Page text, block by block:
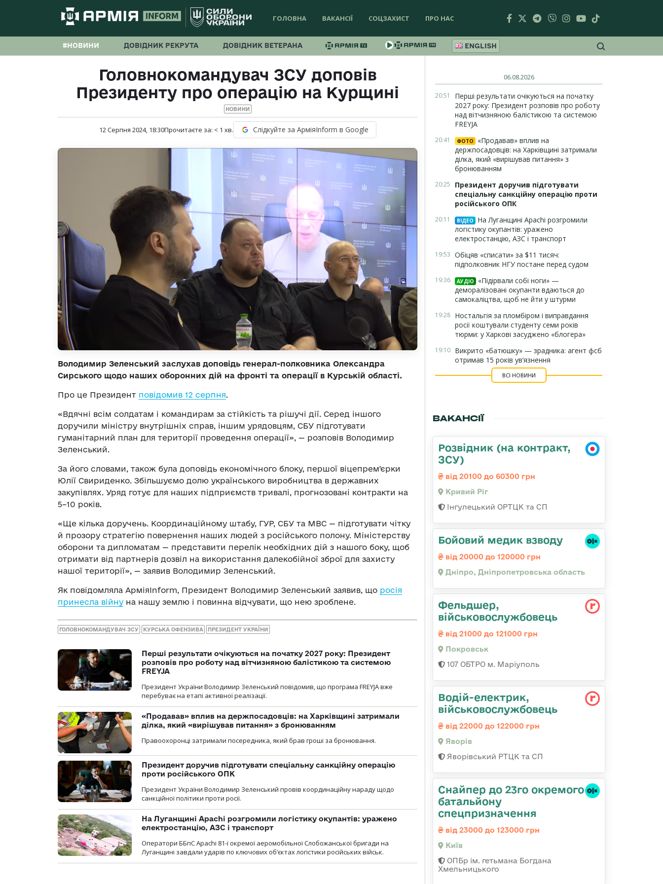
ГОЛОВНА ВАКАНСІЇ СОЦЗАХИСТ ПРО НАС
#НОВИНИ ДОВІДНИК РЕКРУТА ДОВІДНИК ВЕТЕРАНА ENGLISH
Головнокомандувач ЗСУ доповів
Президенту про операцію на Курщині
НОВИНИ
12 Серпня 2024, 18:30Прочитаєте за: < 1 хв. Слідкуйте за АрміяInform в Google
Володимир Зеленський заслухав доповідь генерал-полковника Олександра
Сирського щодо наших оборонних дій на фронті та операції в Курській області.
Про це Президент повідомив 12 серпня.
«Вдячні всім солдатам і командирам за стійкість та рішучі дії. Серед іншого
доручили міністру внутрішніх справ, іншим урядовцям, СБУ підготувати
гуманітарний план для території проведення операції», — розповів Володимир
Зеленський.
За його словами, також була доповідь економічного блоку, першої віцепремʼєрки
Юлії Свириденко. Збільшуємо долю українського виробництва в державних
закупівлях. Уряд готує для наших підприємств тривалі, прогнозовані контракти на
5–10 років.
«Ще кілька доручень. Координаційному штабу, ГУР, СБУ та МВС — підготувати чітку
й прозору стратегію повернення наших людей з російського полону. Міністерству
оборони та дипломатам — представити перелік необхідних дій з нашого боку, щоб
отримати від партнерів дозвіл на використання далекобійної зброї для захисту
нашої території», — заявив Володимир Зеленський.
Як повідомляла АрміяInform, Президент Володимир Зеленський заявив, що росія
принесла війну на нашу землю і повинна відчувати, що нею зроблене.
ГОЛОВНОКОМАНДУВАЧ ЗСУ КУРСЬКА ОФЕНЗИВА ПРЕЗИДЕНТ УКРАЇНИ
Перші результати очікуються на початку 2027 року: Президент
розповів про роботу над вітчизняною балістикою та системою
FREYJA
Президент України Володимир Зеленський повідомив, що програма FREYJA вже
перебуває на етапі активної реалізації.
«Продавав» вплив на держпосадовців: на Харківщині затримали
ділка, який «вирішував питання» з бронюванням
Правоохоронці затримали посередника, який брав гроші за бронювання.
Президент доручив підготувати спеціальну санкційну операцію
проти російського ОПК
Президент України Володимир Зеленський провів координаційну нараду щодо
санкційної політики проти росії.
На Луганщині Apachi розгромили логістику окупантів: уражено
електростанцію, АЗС і транспорт
Оператори ББпС Apachi 81-ї окремої аеромобільної Слобожанської бригади на
Луганщині завдали ударів по ключових об’єктах логістики російських військ.
06.08.2026
20:51
Перші результати очікуються на початку
2027 року: Президент розповів про роботу
над вітчизняною балістикою та системою
FREYJA
20:41 ФОТО
«Продавав» вплив на
держпосадовців: на Харківщині затримали
ділка, який «вирішував питання» з
бронюванням
20:25
Президент доручив підготувати
спеціальну санкційну операцію проти
російського ОПК
20:11 ВІДЕО
На Луганщині Apachi розгромили
логістику окупантів: уражено
електростанцію, АЗС і транспорт
19:53 Обіцяв «списати» за $11 тисяч:
підполковник НГУ постане перед судом
19:36 АУДІО
«Підірвали собі ноги» —
деморалізовані окупанти вдаються до
самокаліцтва, щоб не йти у штурми
19:28 Ностальгія за пломбіром і виправдання
росії коштували студенту семи років
тюрми: у Харкові засуджено «блогера»
19:10 Викрито «батюшку» — зрадника: агент фсб
отримав 15 років ув’язнення
ВСІ НОВИНИ
ВАКАНСІЇ
Розвідник (на контракт,
ЗСУ)
від 20100 до 60300 грн
Кривий Ріг
Інгулецький ОРТЦК та СП
Бойовий медик взводу
від 20000 до 120000 грн
Дніпро, Дніпропетровська область
Фельдшер,
військовослужбовець
від 21000 до 121000 грн
Покровськ
107 ОБТРО м. Маріуполь
Водій-електрик,
військовослужбовець
від 22000 до 122000 грн
Яворів
Яворівський РТЦК та СП
Снайпер до 23го окремого
батальйону
спецпризначення
від 23000 до 123000 грн
Київ
ОПБр ім. гетьмана Богдана
Хмельницького